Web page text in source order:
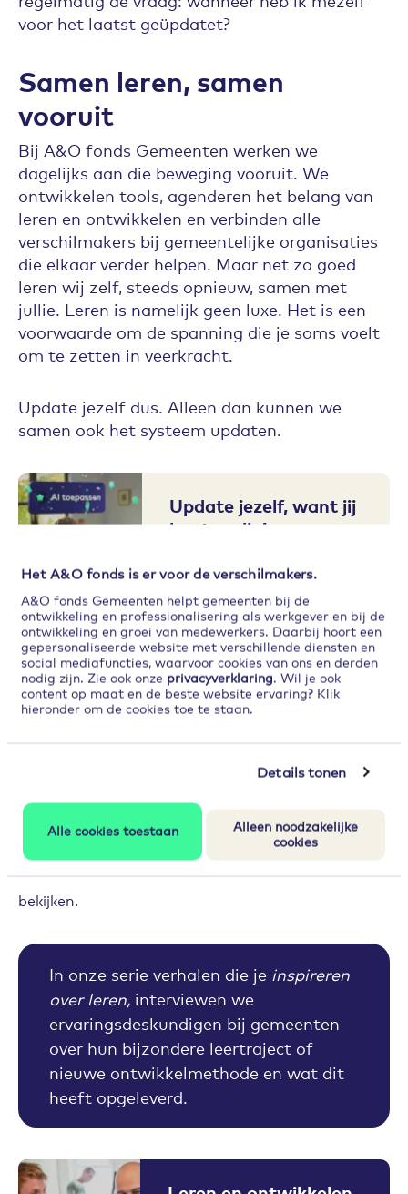
Het A&O fonds is er voor de verschilmakers.
A&O fonds Gemeenten helpt gemeenten bij de
ontwikkeling en professionalisering als werkgever en bij de
ontwikkeling en groei van medewerkers. Daarbij hoort een
gepersonaliseerde website met verschillende diensten en
social mediafuncties, waarvoor cookies van ons en derden
nodig zijn. Zie ook onze privacyverklaring. Wil je ook
content op maat en de beste website ervaring? Klik
hieronder om de cookies toe te staan.
Details tonen
Alle cookies toestaan
Alleen noodzakelijke
cookies
voor het laatst geüpdatet?
Samen leren, samen
vooruit
Bij A&O fonds Gemeenten werken we
dagelijks aan die beweging vooruit. We
ontwikkelen tools, agenderen het belang van
leren en ontwikkelen en verbinden alle
verschilmakers bij gemeentelijke organisaties
die elkaar verder helpen. Maar net zo goed
leren wij zelf, steeds opnieuw, samen met
jullie. Leren is namelijk geen luxe. Het is een
voorwaarde om de spanning die je soms voelt
om te zetten in veerkracht.
Update jezelf dus. Alleen dan kunnen we
samen ook het systeem updaten.
Update jezelf, want jij
bent nodig!
Naar het nieuws
Accepteeronze cookiesom deze inhoud te kunnen
bekijken.
In onze serie verhalen die je inspireren
over leren, interviewen we
ervaringsdeskundigen bij gemeenten
over hun bijzondere leertraject of
nieuwe ontwikkelmethode en wat dit
heeft opgeleverd.